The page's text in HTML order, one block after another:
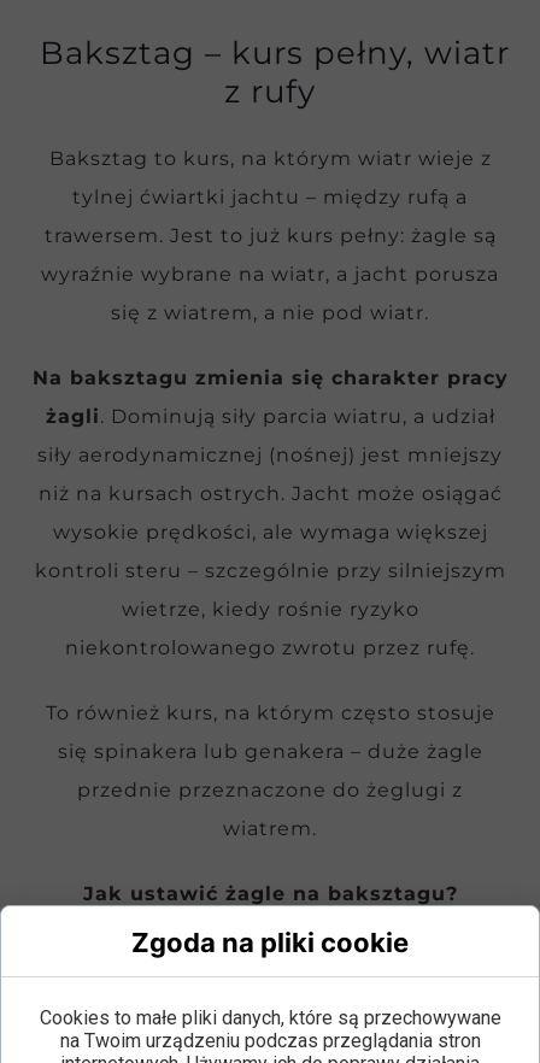
Baksztag – kurs pełny, wiatr
z rufy
Baksztag to kurs, na którym wiatr wieje z
tylnej ćwiartki jachtu – między rufą a
trawersem. Jest to już kurs pełny: żagle są
wyraźnie wybrane na wiatr, a jacht porusza
się z wiatrem, a nie pod wiatr.
Na baksztagu zmienia się charakter pracy
żagli. Dominują siły parcia wiatru, a udział
siły aerodynamicznej (nośnej) jest mniejszy
niż na kursach ostrych. Jacht może osiągać
wysokie prędkości, ale wymaga większej
kontroli steru – szczególnie przy silniejszym
wietrze, kiedy rośnie ryzyko
niekontrolowanego zwrotu przez rufę.
To również kurs, na którym często stosuje
się spinakera lub genakera – duże żagle
przednie przeznaczone do żeglugi z
wiatrem.
Jak ustawić żagle na baksztagu?
Szoty są mocno luzowane – żagle
Bom pracuje swobodnie na burtę
Zgoda na pliki cookie
Cookies to małe pliki danych, które są przechowywane
na Twoim urządzeniu podczas przeglądania stron